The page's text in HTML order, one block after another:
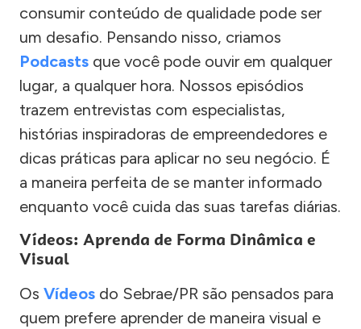
consumir conteúdo de qualidade pode ser
um desafio. Pensando nisso, criamos
Podcasts que você pode ouvir em qualquer
lugar, a qualquer hora. Nossos episódios
trazem entrevistas com especialistas,
histórias inspiradoras de empreendedores e
dicas práticas para aplicar no seu negócio. É
a maneira perfeita de se manter informado
enquanto você cuida das suas tarefas diárias.
Vídeos: Aprenda de Forma Dinâmica e
Visual
Os Vídeos do Sebrae/PR são pensados para
quem prefere aprender de maneira visual e